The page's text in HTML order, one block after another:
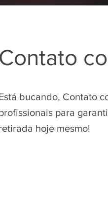
Contato
bucando, Contato
para
hoje mesmo!